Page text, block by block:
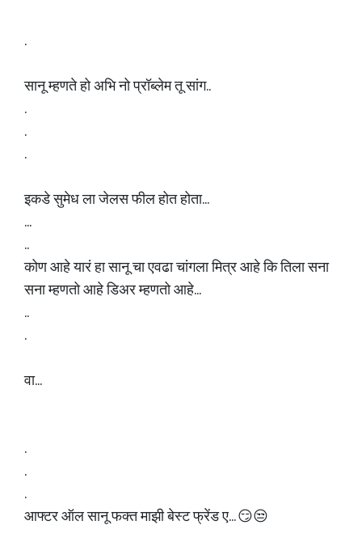
.
सानू म्हणते हो अभि नो प्रॉब्लेम तू सांग..
.
.
.
इकडे सुमेध ला जेलस फील होत होता...
...
..
कोण आहे यारं हा सानू चा एवढा चांगला मित्र आहे कि तिला सना
सना म्हणतो आहे डिअर म्हणतो आहे...
..
.
वा...
.
.
.
आफ्टर ऑल सानू फक्त माझी बेस्ट फ्रेंड ए... 😏😒